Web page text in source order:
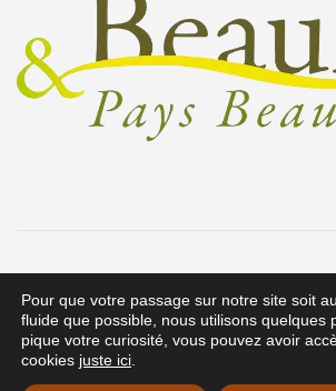
28 09 33
Infos pratiques | Conditions générales de
© 2022Digikap
Pour que votre passage sur notre site soit
fluide que possible, nous utilisons quelques
pique votre curiosité, vous pouvez avoir
cookies juste ici